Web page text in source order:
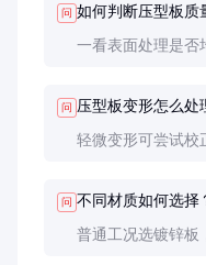
问 如何判断压型板质
一看表面处理是否
问 压型板变形怎么处
轻微变形可尝试校
问 不同材质如何选择
普通工况选镀锌板